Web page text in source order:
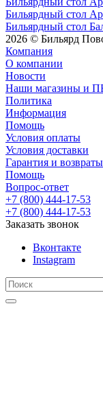
Бильярдный стол
Бильярдный стол
2026 © Бильярд
Компания
О компании
Новости
Наши магазины и
Политика
Информация
Помощь
Условия оплаты
Условия доставки
Гарантия и возвраты
Помощь
Вопрос-ответ
+7 (800) 444-17-53
+7 (800) 444-17-53
Заказать звонок
Вконтакте
Instagram